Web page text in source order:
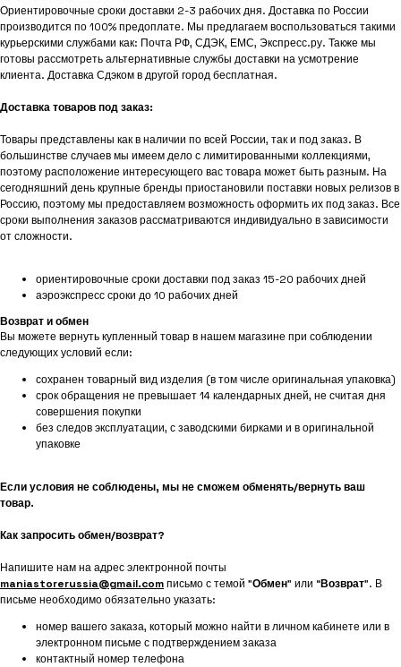
Ориентировочные сроки доставки 2-3 рабочих дня. Доставка по России
производится по 100% предоплате. Мы предлагаем воспользоваться такими
курьерскими службами как: Почта РФ, СДЭК, ЕМС, Экспресс.ру. Также мы
готовы рассмотреть альтернативные службы доставки на усмотрение
клиента. Доставка Сдэком в другой город бесплатная.
Доставка товаров под заказ:
Товары представлены как в наличии по всей России, так и под заказ. В
большинстве случаев мы имеем дело с лимитированными коллекциями,
поэтому расположение интересующего вас товара может быть разным. На
сегодняшний день крупные бренды приостановили поставки новых релизов в
Россию, поэтому мы предоставляем возможность оформить их под заказ. Все
сроки выполнения заказов рассматриваются индивидуально в зависимости
от сложности.
ориентировочные сроки доставки под заказ 15-20 рабочих дней
аэроэкспресс сроки до 10 рабочих дней
Возврат и обмен
Вы можете вернуть купленный товар в нашем магазине при соблюдении
следующих условий если:
сохранен товарный вид изделия (в том числе оригинальная упаковка)
срок обращения не превышает 14 календарных дней, не считая дня
совершения покупки
без следов эксплуатации, с заводскими бирками и в оригинальной
упаковке
Если условия не соблюдены, мы не сможем обменять/вернуть ваш
товар.
Как запросить обмен/возврат?
Напишите нам на адрес электронной почты
maniastorerussia@gmail.comписьмо с темой "Обмен" или “Возврат”. В
письме необходимо обязательно указать:
номер вашего заказа, который можно найти в личном кабинете или в
электронном письме с подтверждением заказа
контактный номер телефона